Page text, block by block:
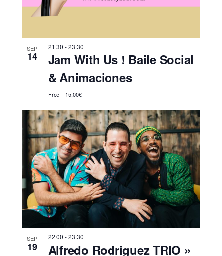
SEP
14
21:30 -23:30
Jam With Us ! Baile Social
& Animaciones
Free – 15,00€
SEP
19
22:00 -23:30
Alfredo Rodriguez TRIO »